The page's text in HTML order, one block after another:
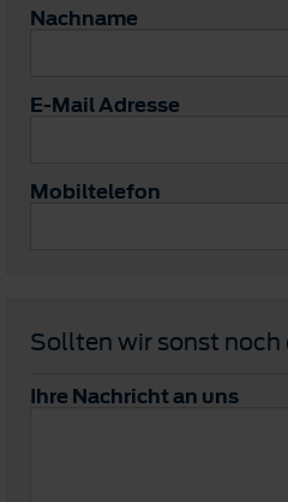
Nachname
E-Mail Adresse
Mobiltelefon
Sollten wir sonst
Ihre Nachricht an uns